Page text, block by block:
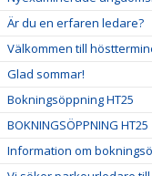
Är du en erfaren ledare?
Välkommen till
Glad sommar!
Bokningsöppning HT25
BOKNINGSÖPPNING HT25
Information om